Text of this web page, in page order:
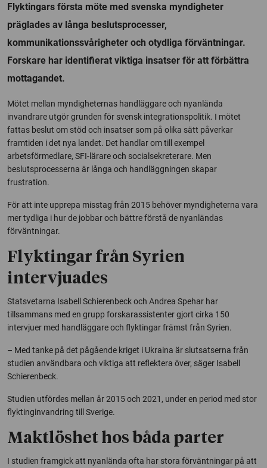
Flyktingars första möte med svenska myndigheter
präglades av långa beslutsprocesser,
kommunikationssvårigheter och otydliga förväntningar.
Forskare har identifierat viktiga insatser för att förbättra
mottagandet.
Mötet mellan myndigheternas handläggare och nyanlända
invandrare utgör grunden för svensk integrationspolitik. I mötet
fattas beslut om stöd och insatser som på olika sätt påverkar
framtiden i det nya landet. Det handlar om till exempel
arbetsförmedlare, SFI-lärare och socialsekreterare. Men
beslutsprocesserna är långa och handläggningen skapar
frustration.
För att inte upprepa misstag från 2015 behöver myndigheterna vara
mer tydliga i hur de jobbar och bättre förstå de nyanländas
förväntningar.
Flyktingar från Syrien
intervjuades
Statsvetarna Isabell Schierenbeck och Andrea Spehar har
tillsammans med en grupp forskarassistenter gjort cirka 150
intervjuer med handläggare och flyktingar främst från Syrien.
– Med tanke på det pågående kriget i Ukraina är slutsatserna från
studien användbara och viktiga att reflektera över, säger Isabell
Schierenbeck.
Studien utfördes mellan år 2015 och 2021, under en period med stor
flyktinginvandring till Sverige.
Maktlöshet hos båda parter
I studien framgick att nyanlända ofta har stora förväntningar på att